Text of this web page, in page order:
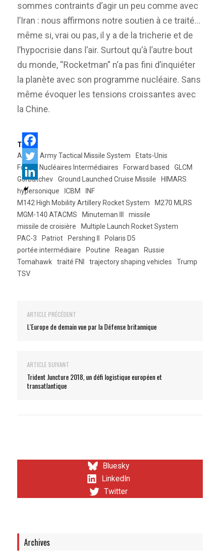
sommes contraints d’agir un peu comme avec
l’Iran : nous affirmons notre soutien à ce traité…
même si, vrai ou pas, il y a de la tricherie et de
l’hypocrisie dans l’air. Surtout qu’à l’autre bout
du monde, “Rocketman” n’a pas fini d’inquiéter
la planète avec son programme nucléaire. Sans
même évoquer les tensions croissantes avec
la Chine.
Tags:
Aegis
Army Tactical Missile System
Etats-Unis
Forces Nucléaires Intermédiaires
Forward based
GLCM
Gorbatchev
Ground Launched Cruise Missile
HIMARS
hypersonique
ICBM
INF
M142 High Mobility Artillery Rocket System
M270 MLRS
MGM-140 ATACMS
Minuteman III
missile
missile de croisière
Multiple Launch Rocket System
PAC-3
Patriot Pershing II
Polaris D5
portée intermédiaire
Poutine Reagan
Russie
Tomahawk
traité FNI trajectory shaping vehicles
Trump
TSV
ARTICLE PRÉCÉDENT
L'Europe de demain vue par la Défense britannique
ARTICLE SUIVANT
Trident Juncture 2018, un défi logistique européen et
transatlantique
Bluesky
LinkedIn
Twitter
Archives